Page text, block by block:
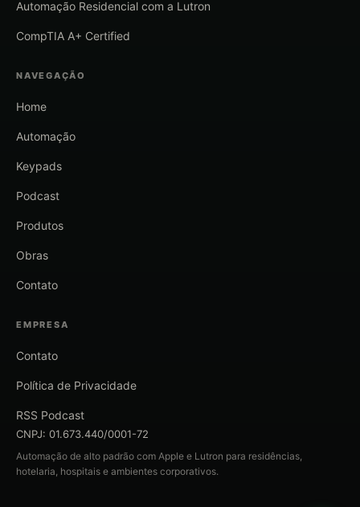
Automação Residencial com a Lutron
CompTIA A+ Certified
NAVEGAÇÃO
Home
Automação
Keypads
Podcast
Produtos
Obras
Contato
EMPRESA
Contato
Política de Privacidade
RSS Podcast
CNPJ: 01.673.440/0001-72
Automação de alto padrão com Apple e Lutron para residências,
hotelaria, hospitais e ambientes corporativos.